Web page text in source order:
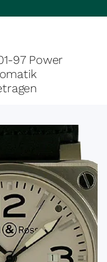
97 Power